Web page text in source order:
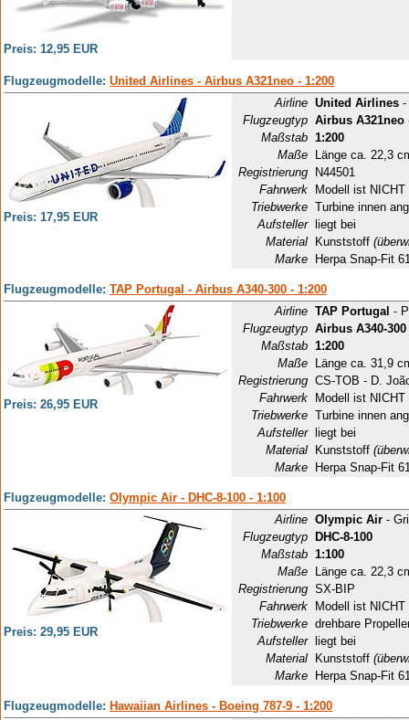
Preis: 12,95 EUR
Flugzeugmodelle: United Airlines - Airbus A321neo - 1:200
Preis: 17,95 EUR
Airline United Airlines -
Flugzeugtyp Airbus A321neo
Maßstab 1:200
Maße
Länge ca. 22,3
Registrierung
N44501
Fahrwerk
Modell ist
Triebwerke Turbine innen
Aufsteller
liegt bei
Material
Kunststoff
Marke
Herpa Snap-Fit
Flugzeugmodelle: TAP Portugal - Airbus A340-300 - 1:200
Preis: 26,95 EUR
Airline TAP Portugal -
Flugzeugtyp Airbus A340-300
Maßstab 1:200
Maße
Länge ca. 31,9
Registrierung CS-TOB - D.
Fahrwerk
Modell ist
Triebwerke Turbine innen
Aufsteller
liegt bei
Material
Kunststoff
Marke
Herpa Snap-Fit
Flugzeugmodelle: Olympic Air - DHC-8-100 - 1:100
Preis: 29,95 EUR
Airline Olympic Air -
Flugzeugtyp
DHC-8-100
Maßstab 1:100
Maße
Länge ca. 22,3
Registrierung SX-BIP
Fahrwerk
Modell ist
Triebwerke drehbare
Aufsteller
liegt bei
Material
Kunststoff
Marke
Herpa Snap-Fit
Flugzeugmodelle: Hawaiian Airlines - Boeing 787-9 - 1:200